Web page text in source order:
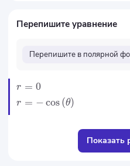
Перепишите уравнение
Перепишите в полярной
r = 0
r = −cos (θ)
Показать